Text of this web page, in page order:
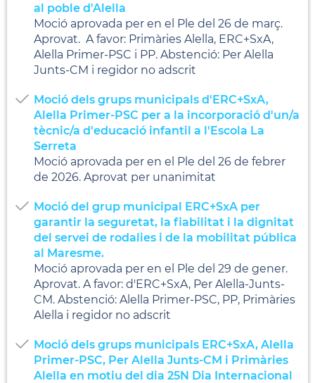
al poble d'Alella
Moció aprovada per en el Ple del 26 de març.
Aprovat. A favor: Primàries Alella, ERC+SxA,
Alella Primer-PSC i PP. Abstenció: Per Alella
Junts-CM i regidor no adscrit
Moció dels grups municipals d'ERC+SxA,
Alella Primer-PSC per a la incorporació d'un/a
tècnic/a d'educació infantil a l'Escola La
Serreta
Moció aprovada per en el Ple del 26 de febrer
de 2026. Aprovat per unanimitat
Moció del grup municipal ERC+SxA per
garantir la seguretat, la fiabilitat i la dignitat
del servei de rodalies i de la mobilitat pública
al Maresme.
Moció aprovada per en el Ple del 29 de gener.
Aprovat. A favor: d'ERC+SxA, Per Alella-Junts-
CM. Abstenció: Alella Primer-PSC, PP, Primàries
Alella i regidor no adscrit
Moció dels grups municipals ERC+SxA, Alella
Primer-PSC, Per Alella Junts-CM i Primàries
Alella en motiu del dia 25N Dia Internacional